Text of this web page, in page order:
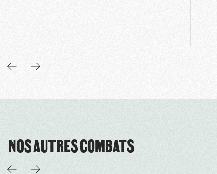
NOS AUTRES COMBATS